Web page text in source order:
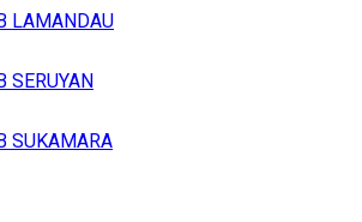
LAMANDAU
SERUYAN
SUKAMARA